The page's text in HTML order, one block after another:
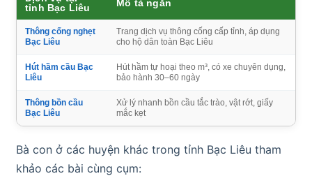
tỉnh Bạc Liêu
Mô tả ngắn
Thông cống nghẹt
Bạc Liêu
Trang dịch vụ thông cống cấp tỉnh, áp dụng
cho hộ dân toàn Bạc Liêu
Hút hầm cầu Bạc
Liêu
Hút hầm tự hoại theo m³, có xe chuyên dụng,
bảo hành 30–60 ngày
Thông bồn cầu
Bạc Liêu
Xử lý nhanh bồn cầu tắc trào, vật rớt, giấy
mắc kẹt
Bà con ở các huyện khác trong tỉnh Bạc Liêu tham
khảo các bài cùng cụm: